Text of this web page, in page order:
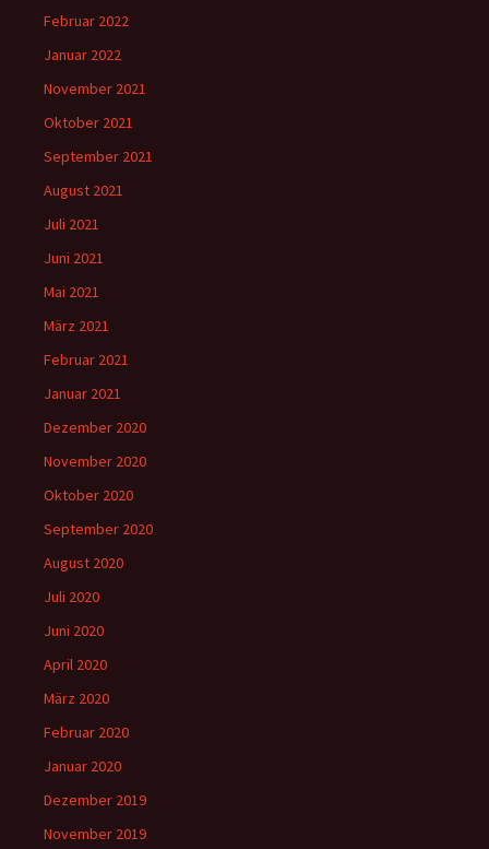
Februar 2022
Januar 2022
November 2021
Oktober 2021
September 2021
August 2021
Juli 2021
Juni 2021
Mai 2021
März 2021
Februar 2021
Januar 2021
Dezember 2020
November 2020
Oktober 2020
September 2020
August 2020
Juli 2020
Juni 2020
April 2020
März 2020
Februar 2020
Januar 2020
Dezember 2019
November 2019